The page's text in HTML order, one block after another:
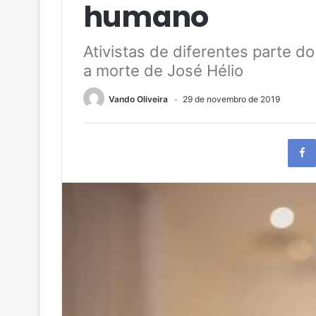
humano
Ativistas de diferentes parte
a morte de José Hélio
Vando Oliveira 29 de novembro de 2019